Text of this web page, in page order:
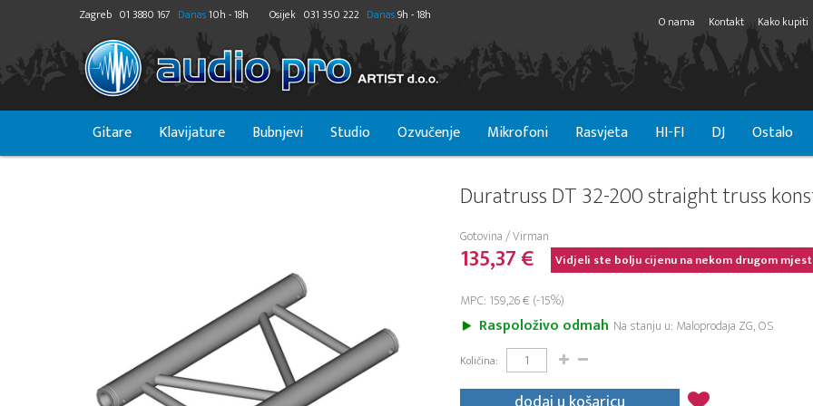
Zagreb 01 3880 167 Danas10h - 18h Osijek 031 350 222 Danas9h - 18h O nama Kontakt Kako kupiti
Gitare Klavijature Bubnjevi Studio Ozvučenje Mikrofoni Rasvjeta HI-FI DJ Ostalo
Duratruss DT 32-200 straight truss
Gotovina / Virman
135,37 € Vidjeli ste bolju cijenu na nekom drugom
MPC: 159,26 € (-15%)
Raspoloživo odmah Na stanju u: Maloprodaja ZG, OS
Količina: